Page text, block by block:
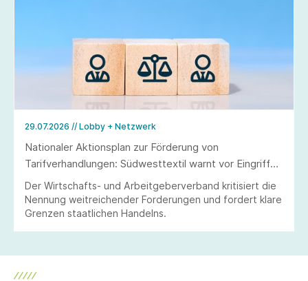
29.07.2026 // Lobby + Netzwerk
Nationaler Aktionsplan zur Förderung von
Tarifverhandlungen: Südwesttextil warnt vor Eingriffen
in Tarifautonomie und Koalitionsfreiheit
Der Wirtschafts- und Arbeitgeberverband kritisiert die
Nennung weitreichender Forderungen und fordert klare
Grenzen staatlichen Handelns.